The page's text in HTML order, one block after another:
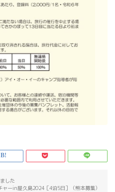
した
ーin屋久島2024［4泊5日］（熊本募集）